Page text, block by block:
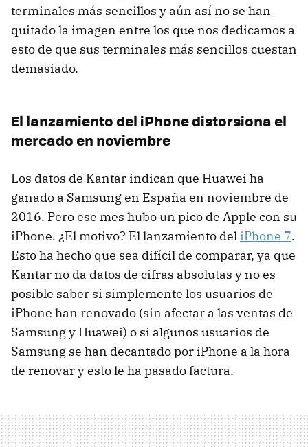
terminales más sencillos y aún así no se han
quitado la imagen entre los que nos dedicamos a
esto de que sus terminales más sencillos cuestan
demasiado.
El lanzamiento del iPhone distorsiona el
mercado en noviembre
Los datos de Kantar indican que Huawei ha
ganado a Samsung en España en noviembre de
2016. Pero ese mes hubo un pico de Apple con su
iPhone. ¿El motivo? El lanzamiento del iPhone 7.
Esto ha hecho que sea difícil de comparar, ya que
Kantar no da datos de cifras absolutas y no es
posible saber si simplemente los usuarios de
iPhone han renovado (sin afectar a las ventas de
Samsung y Huawei) o si algunos usuarios de
Samsung se han decantado por iPhone a la hora
de renovar y esto le ha pasado factura.